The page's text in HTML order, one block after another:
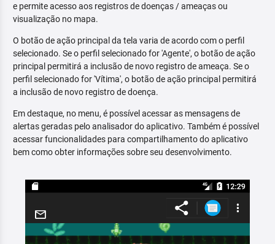
e permite acesso aos registros de doenças / ameaças ou
visualização no mapa.
O botão de ação principal da tela varia de acordo com o perfil
selecionado. Se o perfil selecionado for 'Agente', o botão de ação
principal permitirá a inclusão de novo registro de ameaça. Se o
perfil selecionado for 'Vítima', o botão de ação principal permitirá
a inclusão de novo registro de doença.
Em destaque, no menu, é possível acessar as mensagens de
alertas geradas pelo analisador do aplicativo. Também é possível
acessar funcionalidades para compartilhamento do aplicativo
bem como obter informações sobre seu desenvolvimento.